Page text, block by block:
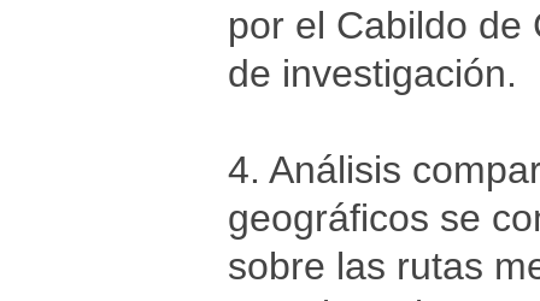
por el Cabildo de
de investigación.
4. Análisis
geográficos se
sobre las rutas